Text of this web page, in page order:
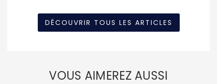
DÉCOUVRIR TOUS LES ARTICLES
VOUS AIMEREZ AUSSI